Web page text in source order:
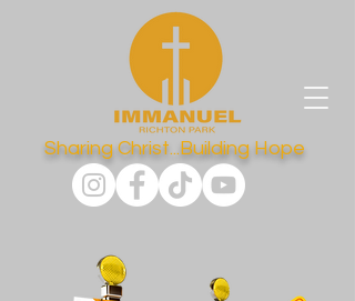
Sharing Christ...Building Hope